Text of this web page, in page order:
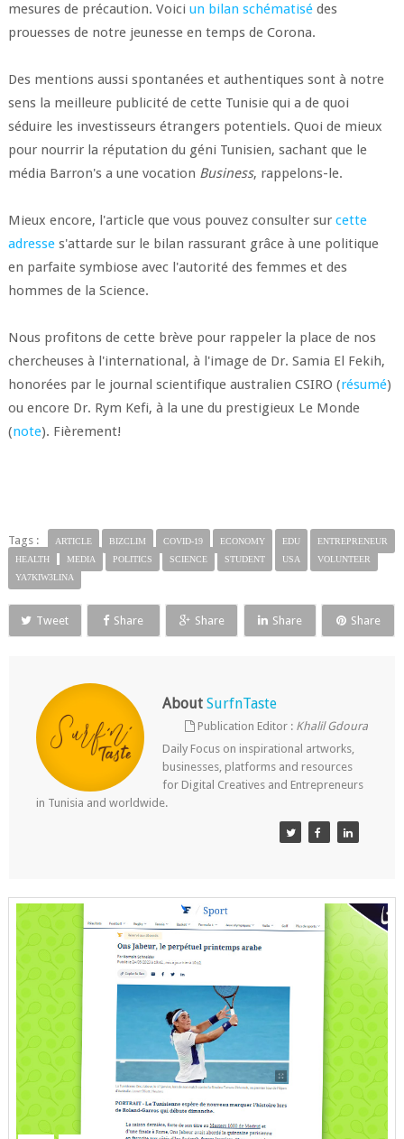
mesures de précaution. Voici un bilan schématisédes
prouesses de notre jeunesse en temps de Corona.
Des mentions aussi spontanées et authentiques sont à notre
sens la meilleure publicité de cette Tunisie qui a de quoi
séduire les investisseurs étrangers potentiels. Quoi de mieux
pour nourrir la réputation du géni Tunisien, sachant que le
média Barron's a une vocation Business, rappelons-le.
Mieux encore, l'article que vous pouvez consulter sur cette
adresses'attarde sur le bilan rassurant grâce à une politique
en parfaite symbiose avec l'autorité des femmes et des
hommes de la Science.
Nous profitons de cette brève pour rappeler la place de nos
chercheuses à l'international, à l'image de Dr. Samia El Fekih,
honorées par le journal scientifique australien CSIRO (résumé)
ou encore Dr. Rym Kefi, à la une du prestigieux Le Monde
(note). Fièrement!
Tags : ARTICLE BIZCLIM COVID-19 ECONOMY EDU
ENTREPRENEUR
HEALTH
MEDIA POLITICS SCIENCE STUDENT USA
VOLUNTEER
YA7KIW3LINA
Tweet Share Share Share Share
About SurfnTaste
Publication Editor : Khalil Gdoura
Daily Focus on inspirational artworks,
businesses, platforms and resources
for Digital Creatives and Entrepreneurs
in Tunisia and worldwide.